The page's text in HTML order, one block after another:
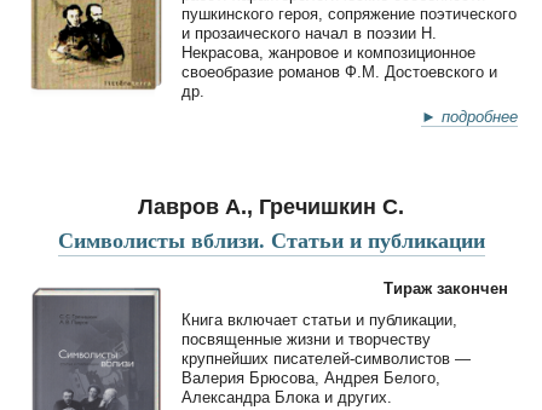
пушкинского героя, сопряжение поэтического
и прозаического начал в поэзии Н.
Некрасова, жанровое и композиционное
своеобразие романов Ф.М. Достоевского и
др.
► подробнее
Лавров А., Гречишкин С.
Символисты вблизи. Статьи и публикации
Тираж закончен
Книга включает статьи и публикации,
посвященные жизни и творчеству
крупнейших писателей-символистов —
Валерия Брюсова, Андрея Белого,
Александра Блока и других.